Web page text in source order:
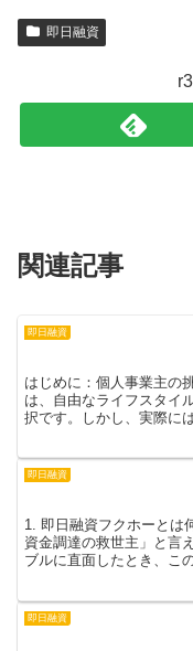
即日融資
関連記事
即日融資
はじめに：個人事業主の
は、自由なライフスタイ
択です。しかし、実際に
即日融資
1. 即日融資フクホーとは
資金調達の救世主」と言
ブルに直面したとき、こ
即日融資